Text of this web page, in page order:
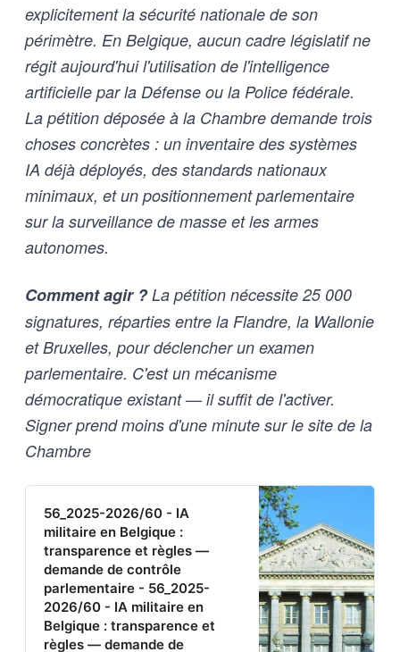
explicitement la sécurité nationale de son
périmètre. En Belgique, aucun cadre législatif ne
régit aujourd'hui l'utilisation de l'intelligence
artificielle par la Défense ou la Police fédérale.
La pétition déposée à la Chambre demande trois
choses concrètes : un inventaire des systèmes
IA déjà déployés, des standards nationaux
minimaux, et un positionnement parlementaire
sur la surveillance de masse et les armes
autonomes.
Comment agir ?La pétition nécessite 25 000
signatures, réparties entre la Flandre, la Wallonie
et Bruxelles, pour déclencher un examen
parlementaire. C'est un mécanisme
démocratique existant — il suffit de l'activer.
Signer prend moins d'une minute sur le site de la
Chambre
56_2025-2026/60 - IA
militaire en Belgique :
transparence et règles —
demande de contrôle
parlementaire - 56_2025-
2026/60 - IA militaire en
Belgique : transparence et
règles — demande de